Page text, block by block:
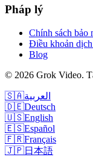
Pháp lý
Chính sách bảo
Điều khoản
Blog
© 2026 Grok Video.
🇸🇦العربية
🇩🇪Deutsch
🇺🇸English
🇪🇸Español
🇫🇷Français
🇯🇵日本語